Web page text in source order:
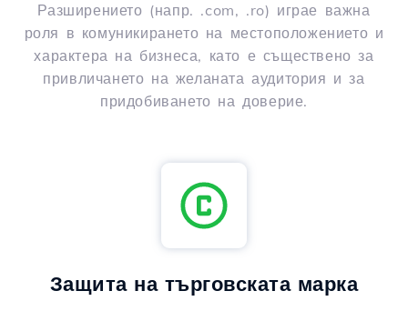
Разширението (напр. .com, .ro) играе важна
роля в комуникирането на местоположението и
характера на бизнеса, като е съществено за
привличането на желаната аудитория и за
придобиването на доверие.
Защита на търговската марка